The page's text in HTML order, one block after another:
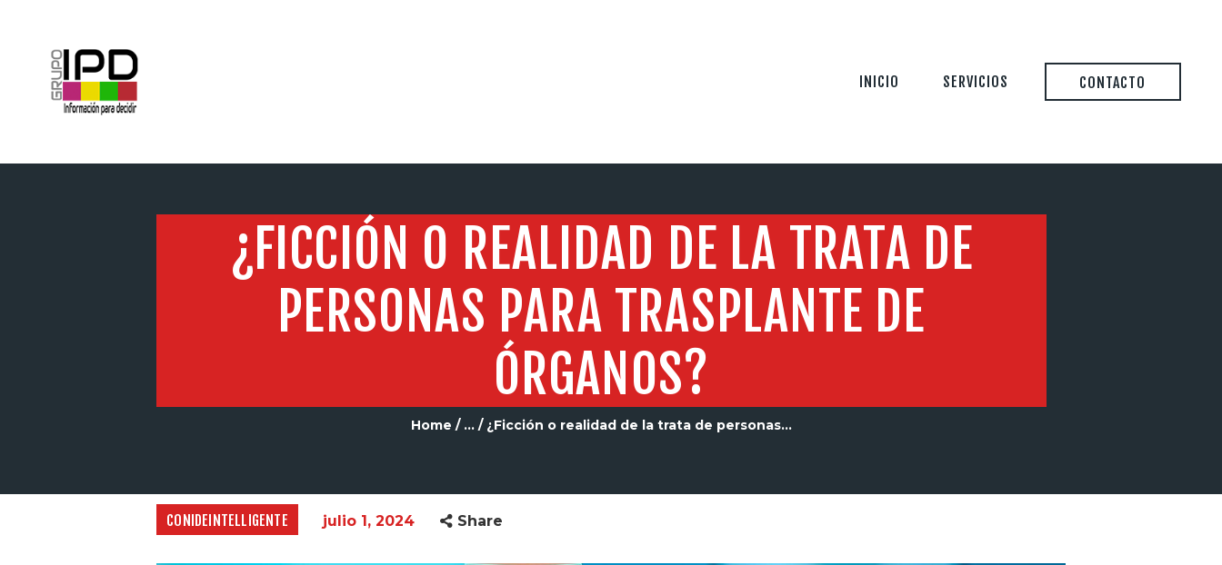
INICIO SERVICIOS CONTACTO
¿FICCIÓN O REALIDAD DE LA TRATA DE
PERSONAS PARA TRASPLANTE DE
ÓRGANOS?
Home ... ¿Ficción o realidad de la trata de personas...
CONIDEINTELLIGENTE julio 1, 2024 Share